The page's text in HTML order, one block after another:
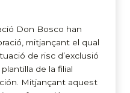
Don Bosco han
mitjançant el qual
de risc d’exclusió
de la filial
Mitjançant aquest